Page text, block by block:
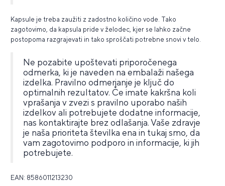
Kapsule je treba zaužiti z zadostno količino vode. Tako
zagotovimo, da kapsula pride v želodec, kjer se lahko začne
postopoma razgrajevati in tako sproščati potrebne snovi v telo.
Ne pozabite upoštevati priporočenega
odmerka, ki je naveden na embalaži našega
izdelka. Pravilno odmerjanje je ključ do
optimalnih rezultatov. Če imate kakršna koli
vprašanja v zvezi s pravilno uporabo naših
izdelkov ali potrebujete dodatne informacije,
nas kontaktirajte brez odlašanja. Vaše zdravje
je naša prioriteta številka ena in tukaj smo, da
vam zagotovimo podporo in informacije, ki jih
potrebujete.
EAN: 8586011213230